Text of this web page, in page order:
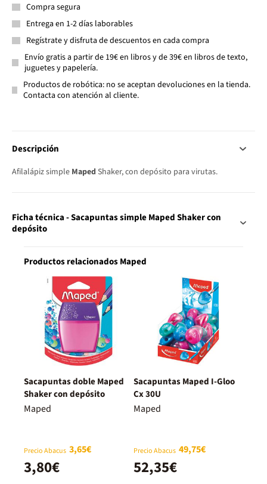
Compra segura
Entrega en 1-2 días laborables
Regístrate y disfruta de descuentos en cada compra
Envío gratis a partir de 19€ en libros y de 39€ en libros de texto,
juguetes y papelería.
Productos de robótica: no se aceptan devoluciones en la tienda.
Contacta con atención al cliente.
Descripción
Afilalápiz simple Maped Shaker, con depósito para virutas.
Ficha técnica - Sacapuntas simple Maped Shaker con
depósito
Productos relacionados Maped
Sacapuntas doble Maped
Shaker con depósito
Maped
Precio Abacus 3,65€
3,80€
Sacapuntas Maped I-Gloo
Cx 30U
Maped
Precio Abacus 49,75€
52,35€